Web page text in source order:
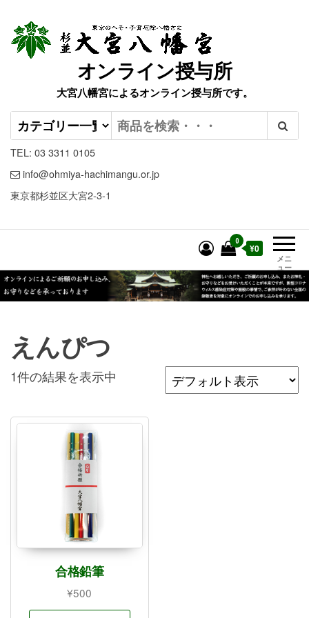
オンライン授与所
大宮八幡宮によるオンライン授与所です。
TEL: 03 3311 0105
info@ohmiya-hachimangu.or.jp
東京都杉並区大宮2-3-1
メニ
ュー
0
¥0
えんぴつ
1件の結果を表示中
合格鉛筆
¥500